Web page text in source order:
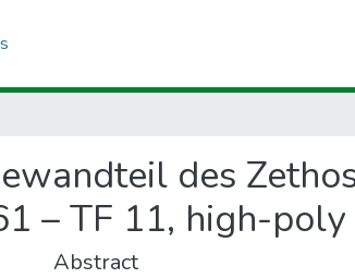
des
– TF 11, high-poly
Abstract